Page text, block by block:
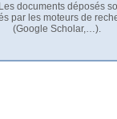
documents déposés
par les moteurs de
(Google Scholar,…).